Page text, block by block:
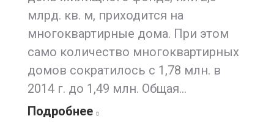
млрд. кв. м, приходится на
многоквартирные дома. При этом
само количество многоквартирных
домов сократилось с 1,78 млн. в
2014 г. до 1,49 млн. Общая…
Подробнее